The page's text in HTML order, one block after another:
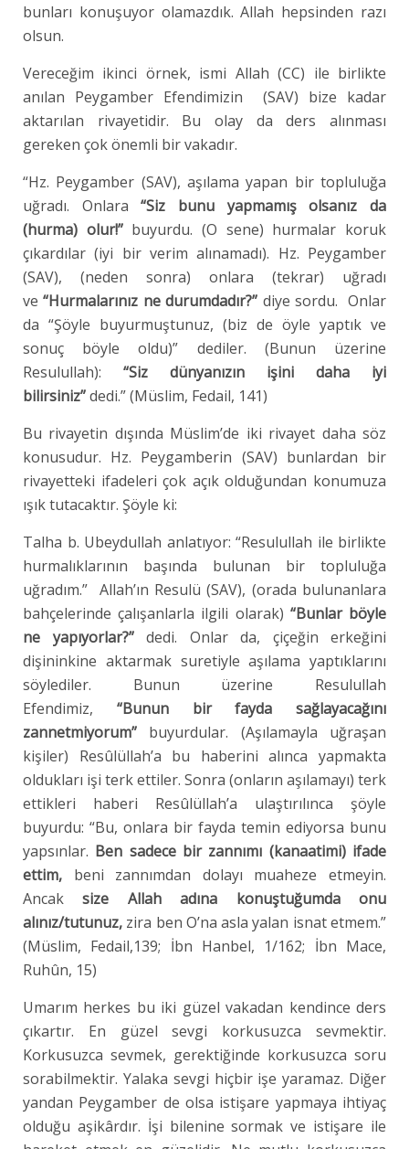
bunları konuşuyor olamazdık. Allah hepsinden razı
olsun.
Vereceğim ikinci örnek, ismi Allah (CC) ile birlikte
anılan Peygamber Efendimizin (SAV) bize kadar
aktarılan rivayetidir. Bu olay da ders alınması
gereken çok önemli bir vakadır.
“Hz. Peygamber (SAV), aşılama yapan bir topluluğa
uğradı. Onlara“Siz bunu yapmamış olsanız da
(hurma) olur!”buyurdu. (O sene) hurmalar koruk
çıkardılar (iyi bir verim alınamadı). Hz. Peygamber
(SAV), (neden sonra) onlara (tekrar) uğradı
ve“Hurmalarınız ne durumdadır?” diye sordu. Onlar
da “Şöyle buyurmuştunuz, (biz de öyle yaptık ve
sonuç böyle oldu)” dediler. (Bunun üzerine
Resulullah): “Siz dünyanızın işini daha iyi
bilirsiniz”dedi.” (Müslim, Fedail, 141)
Bu rivayetin dışında Müslim’de iki rivayet daha söz
konusudur. Hz. Peygamberin (SAV) bunlardan bir
rivayetteki ifadeleri çok açık olduğundan konumuza
ışık tutacaktır. Şöyle ki:
Talha b. Ubeydullah anlatıyor: “Resulullah ile birlikte
hurmalıklarının başında bulunan bir topluluğa
uğradım.” Allah’ın Resulü (SAV), (orada bulunanlara
bahçelerinde çalışanlarla ilgili olarak) “Bunlar böyle
ne yapıyorlar?”dedi. Onlar da, çiçeğin erkeğini
dişininkine aktarmak suretiyle aşılama yaptıklarını
söylediler. Bunun üzerine Resulullah
Efendimiz, “Bunun bir fayda sağlayacağını
zannetmiyorum” buyurdular. (Aşılamayla uğraşan
kişiler) Resûlüllah’a bu haberini alınca yapmakta
oldukları işi terk ettiler. Sonra (onların aşılamayı) terk
ettikleri haberi Resûlüllah’a ulaştırılınca şöyle
buyurdu: “Bu, onlara bir fayda temin ediyorsa bunu
yapsınlar. Ben sadece bir zannımı (kanaatimi) ifade
ettim, beni zannımdan dolayı muaheze etmeyin.
Ancaksize Allah adına konuştuğumda onu
alınız/tutunuz, zira ben O’na asla yalan isnat etmem.”
(Müslim, Fedail,139; İbn Hanbel, 1/162; İbn Mace,
Ruhûn, 15)
Umarım herkes bu iki güzel vakadan kendince ders
çıkartır. En güzel sevgi korkusuzca sevmektir.
Korkusuzca sevmek, gerektiğinde korkusuzca soru
sorabilmektir. Yalaka sevgi hiçbir işe yaramaz. Diğer
yandan Peygamber de olsa istişare yapmaya ihtiyaç
olduğu aşikârdır. İşi bilenine sormak ve istişare ile